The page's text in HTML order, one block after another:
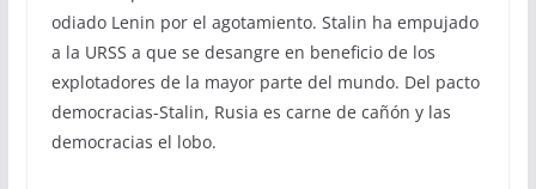
odiado Lenin por el agotamiento. Stalin ha empujado
a la URSS a que se desangre en beneficio de los
explotadores de la mayor parte del mundo. Del pacto
democracias-Stalin, Rusia es carne de cañón y las
democracias el lobo.